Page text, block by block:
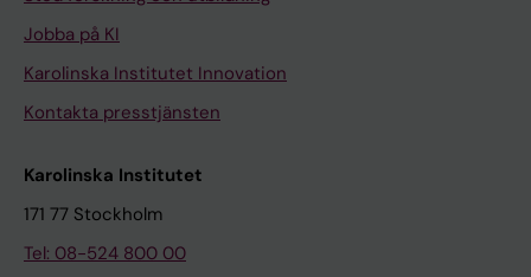
Jobba på KI
Karolinska Institutet Innovation
Kontakta presstjänsten
Karolinska Institutet
171 77 Stockholm
Tel: 08-524 800 00